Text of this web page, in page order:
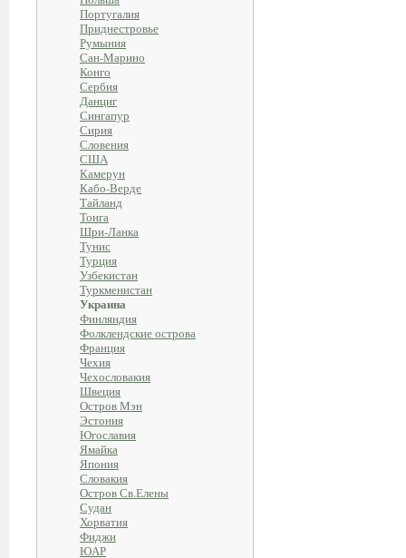
Португалия
Приднестровье
Румыния
Сан-Марино
Конго
Сербия
Данциг
Сингапур
Сирия
Словения
США
Камерун
Кабо-Верде
Тайланд
Тонга
Шри-Ланка
Тунис
Турция
Узбекистан
Туркменистан
Украина
Финляндия
Фолклендские острова
Франция
Чехия
Чехословакия
Швеция
Остров Мэн
Эстония
Югославия
Ямайка
Япония
Словакия
Остров Св.Елены
Судан
Хорватия
Фиджи
ЮАР